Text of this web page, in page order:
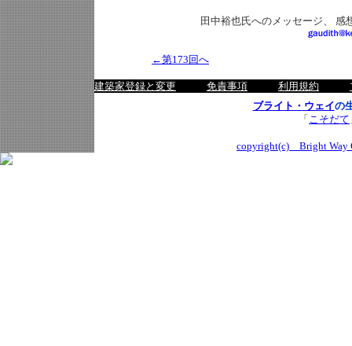
田中裕也氏へのメッセージ、 感
←第173回へ
建築家登録と変更 免責事項 利用規約
ブライト・ウェイの
「 こそだて
copyright(c) Bright Way